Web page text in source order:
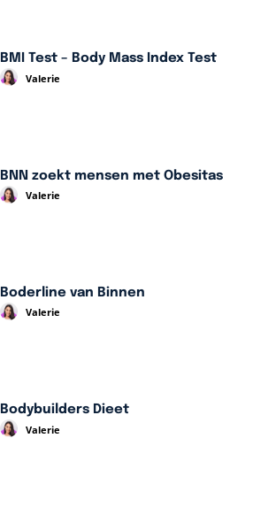
BMI Test – Body Mass Index Test
Valerie
BNN zoekt mensen met Obesitas
Valerie
Boderline van Binnen
Valerie
Bodybuilders Dieet
Valerie